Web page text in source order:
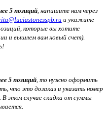
5 позиций , напишите нам через
и укажите
которые вы хотите
и вышлем вам новый счет).
5 позиций , то нужно оформить
что это дозаказ и указать номер
В этом случае скидка от суммы